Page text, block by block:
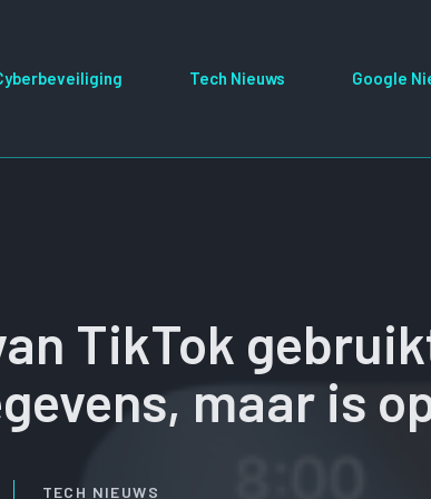
Tech Nieuws Google
TikTok
maar is
TECH NIEUWS